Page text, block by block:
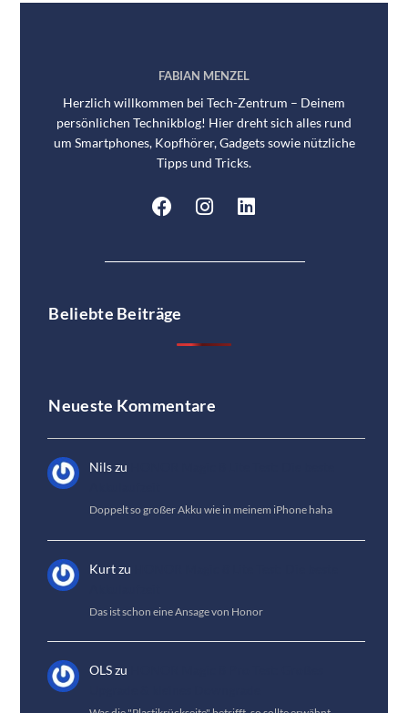
FABIAN MENZEL
Herzlich willkommen bei Tech-Zentrum – Deinem
persönlichen Technikblog! Hier dreht sich alles rund
um Smartphones, Kopfhörer, Gadgets sowie nützliche
Tipps und Tricks.
Beliebte Beiträge
Neueste Kommentare
Nilszu
Doppelt so großer Akku wie in meinem iPhone haha
Kurtzu
Das ist schon eine Ansage von Honor
OLSzu